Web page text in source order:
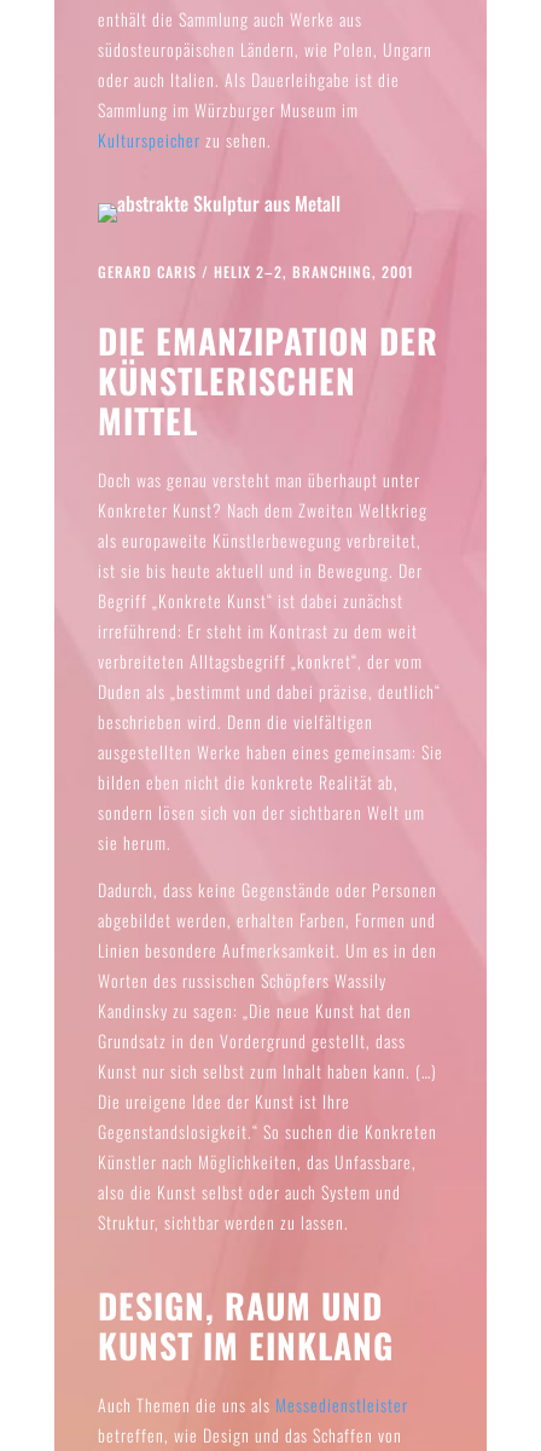
enthält die Sammlung auch Werke aus
südosteuropäischen Ländern, wie Polen, Ungarn
oder auch Italien. Als Dauerleihgabe ist die
Sammlung im Würzburger Museum im
Kulturspeicher zu sehen.
GERARD CARIS / HELIX 2–2, BRANCHING, 2001
DIE EMANZIPATION DER
KÜNSTLERISCHEN
MITTEL
Doch was genau versteht man überhaupt unter
Konkreter Kunst? Nach dem Zweiten Weltkrieg
als europaweite Künstlerbewegung verbreitet,
ist sie bis heute aktuell und in Bewegung. Der
Begriff „Konkrete Kunst“ ist dabei zunächst
irreführend: Er steht im Kontrast zu dem weit
verbreiteten Alltagsbegriff „konkret“, der vom
Duden als „bestimmt und dabei präzise, deutlich“
beschrieben wird. Denn die vielfältigen
ausgestellten Werke haben eines gemeinsam: Sie
bilden eben nicht die konkrete Realität ab,
sondern lösen sich von der sichtbaren Welt um
sie herum.
Dadurch, dass keine Gegenstände oder Personen
abgebildet werden, erhalten Farben, Formen und
Linien besondere Aufmerksamkeit. Um es in den
Worten des russischen Schöpfers Wassily
Kandinsky zu sagen: „Die neue Kunst hat den
Grundsatz in den Vordergrund gestellt, dass
Kunst nur sich selbst zum Inhalt haben kann. (…)
Die ureigene Idee der Kunst ist Ihre
Gegenstandslosigkeit.“ So suchen die Konkreten
Künstler nach Möglichkeiten, das Unfassbare,
also die Kunst selbst oder auch System und
Struktur, sichtbar werden zu lassen.
DESIGN, RAUM UND
KUNST IM EINKLANG
Auch Themen die uns als Messedienstleister
betreffen, wie Design und das Schaffen von